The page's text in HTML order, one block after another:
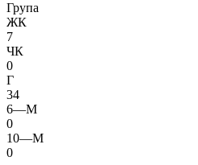
Група
ЖК
7
ЧК
0
Г
34
6—М
0
10—М
0